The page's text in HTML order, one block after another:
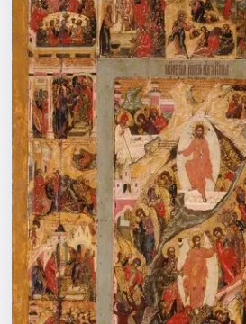
Квесты
Экскурсии
События
Города
Площадки
Артисты
Рейтинги